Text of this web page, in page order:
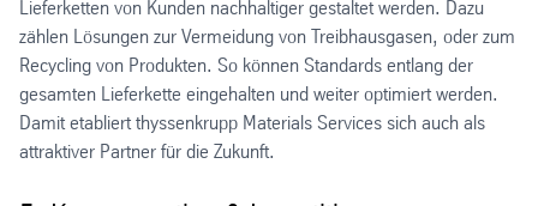
Lieferketten von Kunden nachhaltiger gestaltet werden. Dazu
zählen Lösungen zur Vermeidung von Treibhausgasen, oder zum
Recycling von Produkten. So können Standards entlang der
gesamten Lieferkette eingehalten und weiter optimiert werden.
Damit etabliert thyssenkrupp Materials Services sich auch als
attraktiver Partner für die Zukunft.